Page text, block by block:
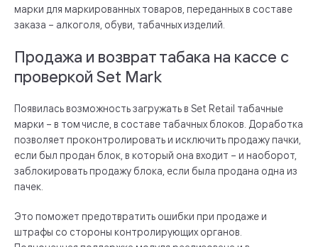
марки для маркированных товаров, переданных в составе
заказа – алкоголя, обуви, табачных изделий.
Продажа и возврат табака на кассе с
проверкой Set Mark
Появилась возможность загружать в Set Retail табачные
марки – в том числе, в составе табачных блоков. Доработка
позволяет проконтролировать и исключить продажу пачки,
если был продан блок, в который она входит – и наоборот,
заблокировать продажу блока, если была продана одна из
пачек.
Это поможет предотвратить ошибки при продаже и
штрафы со стороны контролирующих органов.